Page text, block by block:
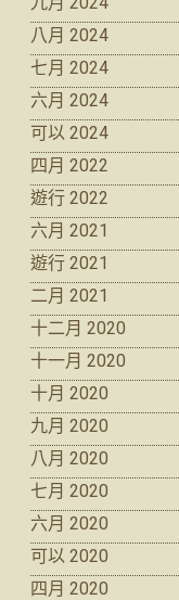
八月 2024
七月 2024
六月 2024
可以 2024
四月 2022
遊行 2022
六月 2021
遊行 2021
二月 2021
十二月 2020
十一月 2020
十月 2020
九月 2020
八月 2020
七月 2020
六月 2020
可以 2020
四月 2020